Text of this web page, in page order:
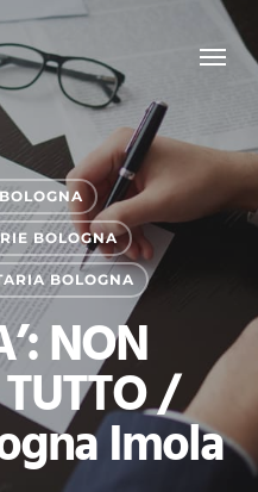
Menu
BOLOGNA
BOLOGNA
NON
/
Imola